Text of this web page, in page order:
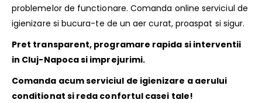
problemelor de functionare. Comanda online serviciul de
igienizare si bucura-te de un aer curat, proaspat si sigur.
Pret transparent, programare rapida si interventii
in Cluj-Napoca si imprejurimi.
Comanda acum serviciul de igienizare a aerului
conditionat si reda confortul casei tale!